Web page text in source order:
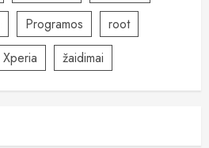
Programos
root
Xperia žaidimai